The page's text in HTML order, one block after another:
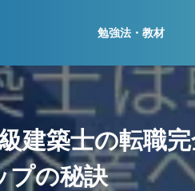
勉強法・教材
建築士の転職
プの秘訣